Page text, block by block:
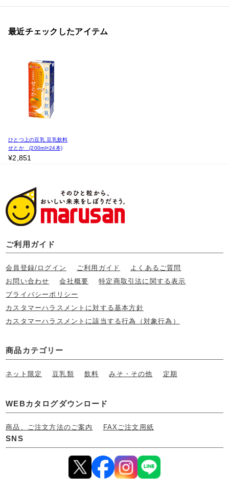
最近チェックしたアイテム
ひとつ上の豆乳 豆乳飲料
せとか (200ml×24本)
¥2,851
ご利用ガイド
会員登録/ログイン ご利用ガイド
よくあるご質問
お問い合わせ
会社概要
特定商取引法に関する表示
プライバシーポリシー
カスタマーハラスメントに対する基本方針
カスタマーハラスメントに該当する行為（対象行為）
商品カテゴリー
ネット限定 豆乳類 飲料 みそ・その他 定期
WEBカタログダウンロード
商品、ご注文方法のご案内 FAXご注文用紙
SNS